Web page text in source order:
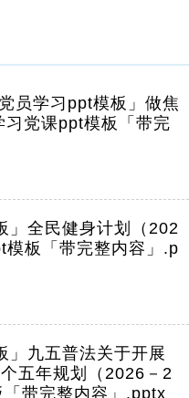
员学习ppt模板」做焦
党课ppt模板「带完
」全民健身计划（202
板「带完整内容」.p
」九五普法关于开展
五年规划（2026－2
带完整内容」.pptx